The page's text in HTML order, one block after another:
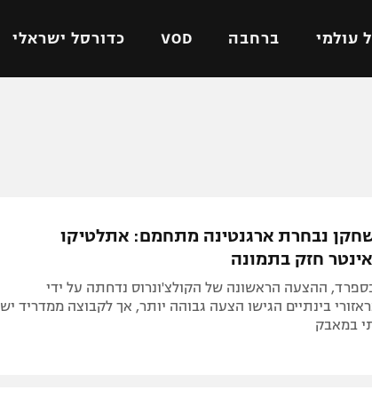
עולמי ברחבה VOD כדורסל ישראלי
ישראל
ליגה איטלקית
מכבי תל אביב
הפועל ירושלים
נבחרת ארגנטינה מתחמם: אתלטיקו
חזק בתמונה
בספרד, ההצעה הראשונה של הקולצ'ונרוס נדחתה על ידי
בינתיים הגישו הצעה גבוהה יותר, אך לקבוצה ממדריד יש
במאבק